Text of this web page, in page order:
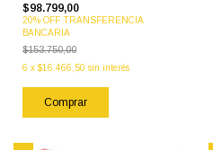
+ Par Mancuernas 3kg + Barra
con 2 Discos 5kg
$98.799,00
20% OFF TRANSFERENCIA
BANCARIA
$153.750,00
6 x $16.466,50 sin interés